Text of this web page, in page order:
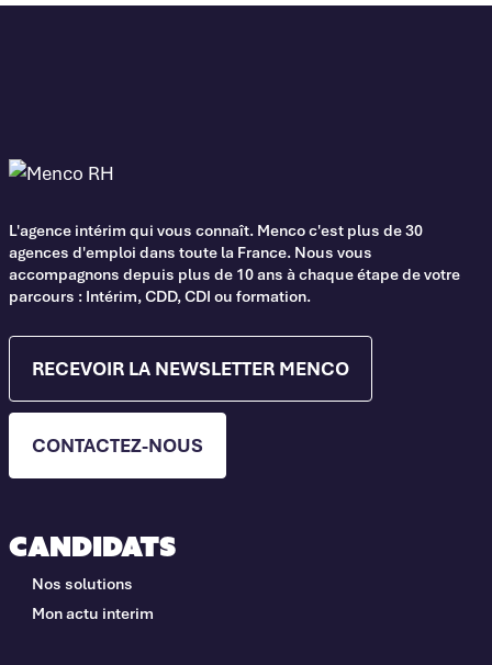
L'agence intérim qui vous connaît. Menco c'est plus de 30
agences d'emploi dans toute la France. Nous vous
accompagnons depuis plus de 10 ans à chaque étape de votre
parcours : Intérim, CDD, CDI ou formation.
RECEVOIR LA NEWSLETTER MENCO
CONTACTEZ-NOUS
Candidats
Nos solutions
Mon actu interim